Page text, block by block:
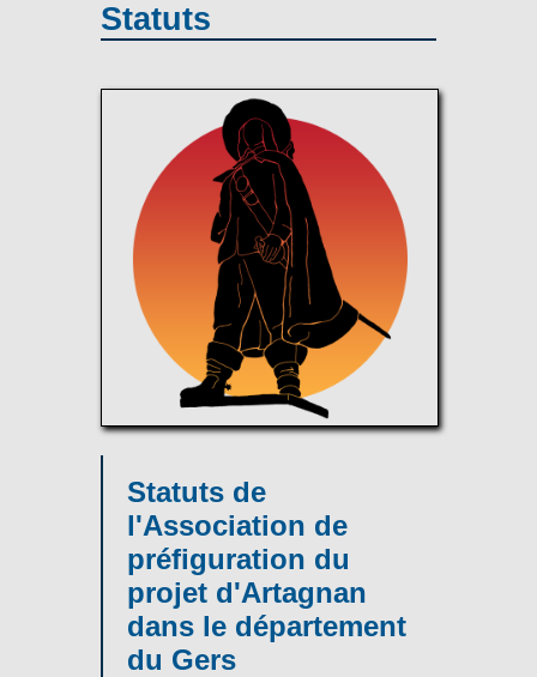
Statuts
Statuts de
l'Association de
préfiguration du
projet d'Artagnan
dans le département
du Gers